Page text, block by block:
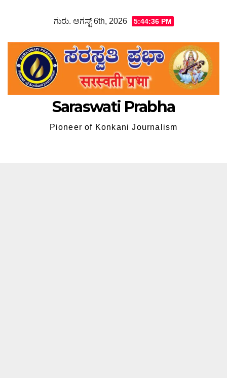
ಗುರು. ಆಗಸ್ಟ್ 6th, 2026 5:44:38 PM
Saraswati Prabha
Pioneer of Konkani Journalism